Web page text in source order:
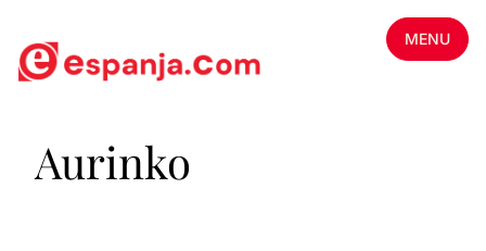
MENU
Aurinko